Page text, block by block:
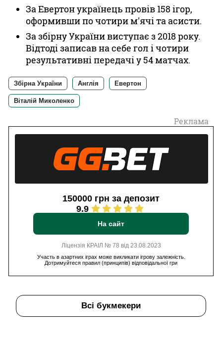
За Евертон українець провів 158 ігор,
оформивши по чотири м'ячі та асисти.
За збірну України виступає з 2018 року.
Відтоді записав на себе гол і чотири
результативні передачі у 54 матчах.
Збірна України Англія Евертон
Віталій Миколенко
Реклама
150000 грн за депозит
9.9
На сайт
Ліцензія КРАІЛ № 78 від 23.08.2023
Участь в азартних іграх може викликати ігрову залежність.
Дотримуйтеся правил (принципів) відповідальної гри
Всі букмекери